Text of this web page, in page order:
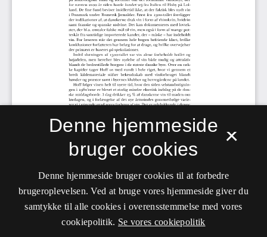
×
Denne hjemmeside
bruger cookies
Denne hjemmeside bruger cookies til at forbedre
brugeroplevelsen. Ved at bruge vores hjemmeside giver du
samtykke til alle cookies i overensstemmelse med vores
cookiepolitik. Se vores cookiepolitik